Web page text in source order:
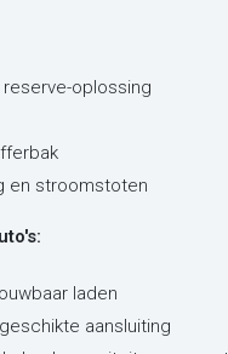
oplossing
en stroomstoten
laden
aansluiting